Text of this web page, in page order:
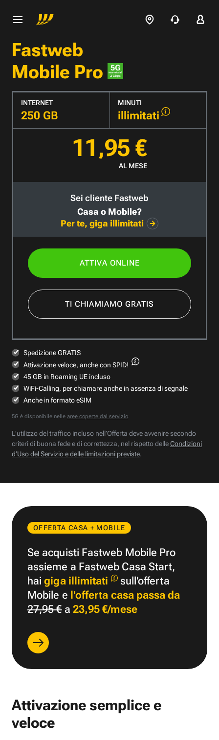
Fastweb
Mobile Pro
INTERNET
250 GB
MINUTI
illimitati
11,95 €
AL MESE
Sei cliente Fastweb
Casa o Mobile?
Per te, giga illimitati
ATTIVA ONLINE
TI CHIAMIAMO GRATIS
Spedizione GRATIS
Attivazione veloce, anche con SPID!
45 GB in Roaming UE incluso
WiFi-Calling, per chiamare anche in assenza di segnale
Anche in formato eSIM
5G è disponibile nelle aree coperte dal servizio.
L’utilizzo del traffico incluso nell’Offerta deve avvenire secondo
criteri di buona fede e di correttezza, nel rispetto delleCondizioni
d’Uso del Servizio e delle limitazioni previste.
OFFERTA CASA + MOBILE
Se acquisti Fastweb Mobile Pro
assieme a Fastweb Casa Start,
haigiga illimitati
sull'offerta
Mobile e l'offerta casa passa da
27,95 €a 23,95 €/mese
Attivazione semplice e
veloce